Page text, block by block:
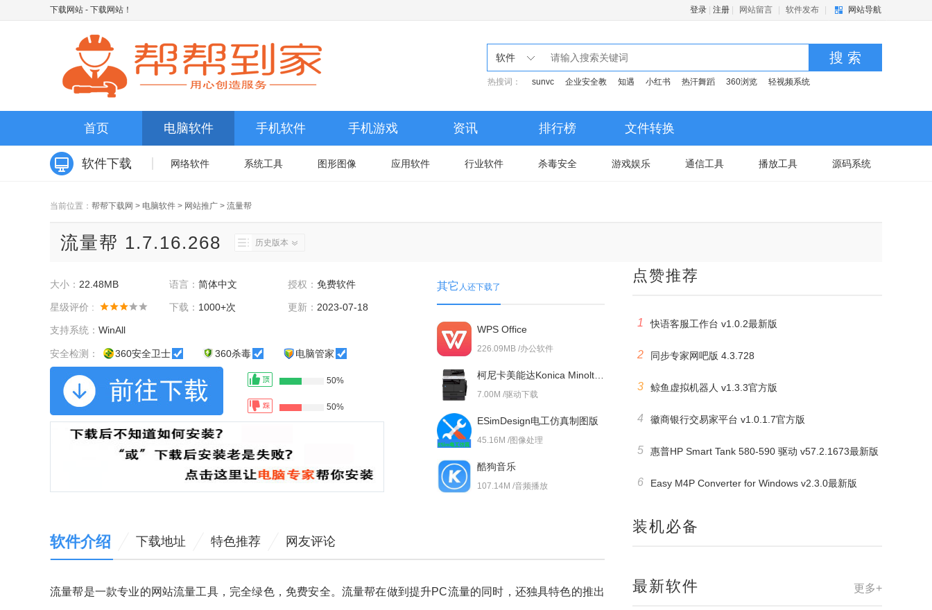
下载网站 - 下载网站！ 登录 注册 网站留言 软件发布 网站导航
软件 搜 索
热搜词： sunvc 企业安全教 知遇 小红书 热汗舞蹈 360浏览 轻视频系统
首页 电脑软件 手机软件 手机游戏 资讯 排行榜 文件转换
软件下载 网络软件 系统工具 图形图像 应用软件 行业软件 杀毒安全 游戏娱乐 通信工具 播放工具 源码系统
当前位置： 帮帮下载网 > 电脑软件 > 网站推广 > 流量帮
流量帮 1.7.16.268 历史版本
大小： 22.48MB 语言： 简体中文 授权：免费软件
星级评价 : 下载： 1000+次 更新： 2023-07-18
支持系统： WinAll
安全检测： 360安全卫士 360杀毒 电脑管家
50%
50%
其它 人还下载了
WPS Office
226.09MB /办公软件
7.00M /驱动下载
ESimDesign电工仿真制图版
45.16M /图像处理
酷狗音乐
107.14M /音频播放
软件介绍 下载地址 特色推荐 网友评论
流量帮是一款专业的网站流量工具，完全绿色，免费安全。流量帮在做到提升PC流量的同时，还独具特色的推出
点赞推荐
1 快语客服工作台 v1.0.2最新版
2 同步专家网吧版 4.3.728
3 鲸鱼虚拟机器人 v1.3.3官方版
4 徽商银行交易家平台 v1.0.1.7官方版
5 惠普HP Smart Tank 580-590 驱动 v57.2.1673最新版
6 Easy M4P Converter for Windows v2.3.0最新版
装机必备
更多+
最新软件